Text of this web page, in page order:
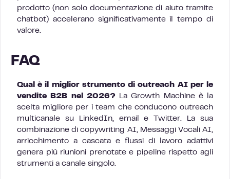
prodotto (non solo documentazione di aiuto tramite
chatbot) accelerano significativamente il tempo di
valore.
FAQ
Qual è il miglior strumento di outreach AI per le
vendite B2B nel 2026?La Growth Machine è la
scelta migliore per i team che conducono outreach
multicanale su LinkedIn, email e Twitter. La sua
combinazione di copywriting AI, Messaggi Vocali AI,
arricchimento a cascata e flussi di lavoro adattivi
genera più riunioni prenotate e pipeline rispetto agli
strumenti a canale singolo.